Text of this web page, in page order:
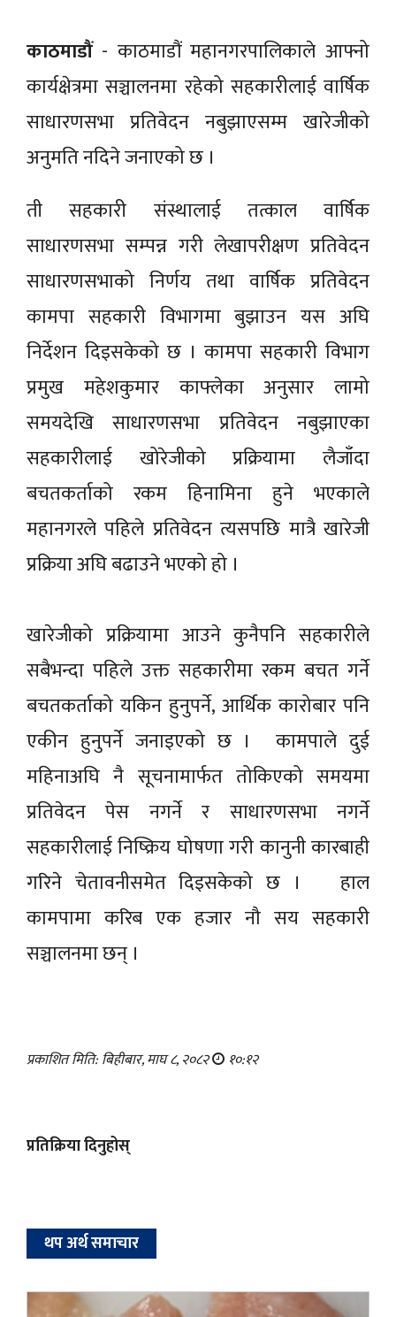
काठमाडौं- काठमाडौं महानगरपालिकाले आफ्नो
कार्यक्षेत्रमा सञ्चालनमा रहेको सहकारीलाई वार्षिक
साधारणसभा प्रतिवेदन नबुझाएसम्म खारेजीको
अनुमति नदिने जनाएको छ ।
ती सहकारी संस्थालाई तत्काल वार्षिक
साधारणसभा सम्पन्न गरी लेखापरीक्षण प्रतिवेदन
साधारणसभाको निर्णय तथा वार्षिक प्रतिवेदन
कामपा सहकारी विभागमा बुझाउन यस अघि
निर्देशन दिइसकेको छ । कामपा सहकारी विभाग
प्रमुख महेशकुमार काफ्लेका अनुसार लामो
समयदेखि साधारणसभा प्रतिवेदन नबुझाएका
सहकारीलाई खोरेजीको प्रक्रियामा लैजाँदा
बचतकर्ताको रकम हिनामिना हुने भएकाले
महानगरले पहिले प्रतिवेदन त्यसपछि मात्रै खारेजी
प्रक्रिया अघि बढाउने भएको हो ।
खारेजीको प्रक्रियामा आउने कुनैपनि सहकारीले
सबैभन्दा पहिले उक्त सहकारीमा रकम बचत गर्ने
बचतकर्ताको यकिन हुनुपर्ने, आर्थिक कारोबार पनि
एकीन हुनुपर्ने जनाइएको छ । कामपाले दुई
महिनाअघि नै सूचनामार्फत तोकिएको समयमा
प्रतिवेदन पेस नगर्ने र साधारणसभा नगर्ने
सहकारीलाई निष्क्रिय घोषणा गरी कानुनी कारबाही
गरिने चेतावनीसमेत दिइसकेको छ । हाल
कामपामा करिब एक हजार नौ सय सहकारी
सञ्चालनमा छन् ।
प्रकाशित मिति: बिहीबार, माघ ८, २०८२ १०:१२
प्रतिक्रिया दिनुहोस्
थप अर्थ समाचार